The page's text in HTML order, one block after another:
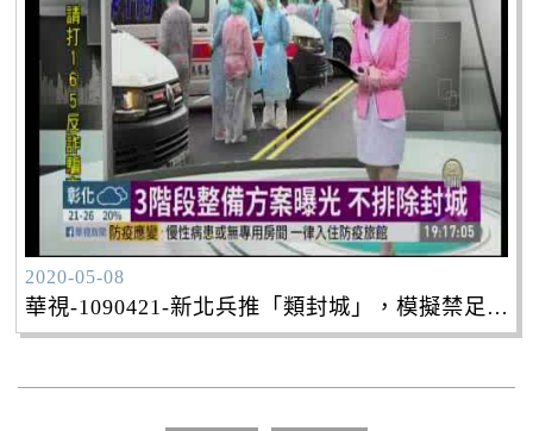
2020-05-08
華視-1090421-新北兵推「類封城」，模擬禁足21天